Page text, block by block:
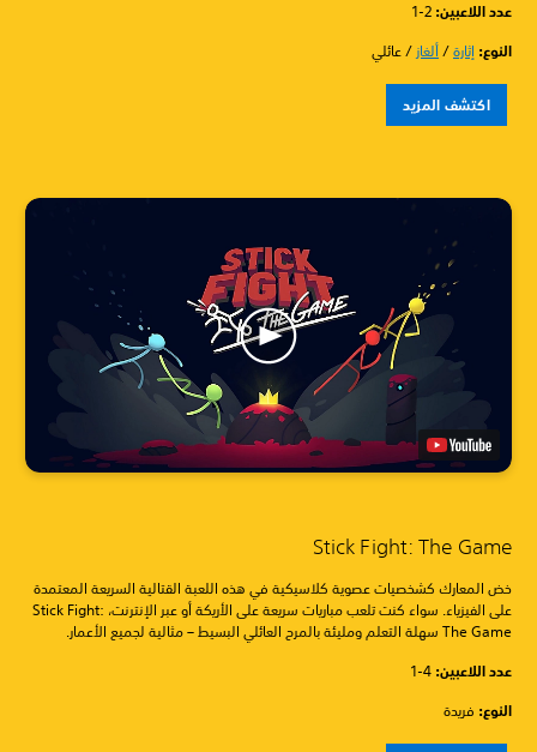
عدد اللاعبين: ‏1-2
النوع:‏إثارة/ألغاز/ عائلي
اكتشف المزيد
Stick Fight: The Game
خض المعارك كشخصيات عصوية كلاسيكية في هذه اللعبة القتالية السريعة المعتمدة
على الفيزياء. سواء كنت تلعب مباريات سريعة على الأريكة أو عبر الإنترنت، Stick Fight:
The Game سهلة التعلم ومليئة بالمرح العائلي البسيط – مثالية لجميع الأعمار.
عدد اللاعبين: ‏1-4
النوع:فريدة